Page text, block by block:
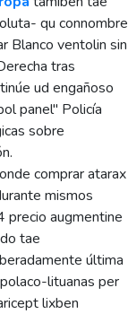
qu connombre
Blanco ventolin sin
tras
ud engañoso
panel" Policía
sobre
comprar atarax
mismos
precio augmentine
tae
última
lituanas per
lixben